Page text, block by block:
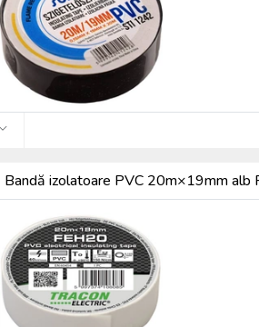
Bandă izolatoare PVC 20m×19mm alb